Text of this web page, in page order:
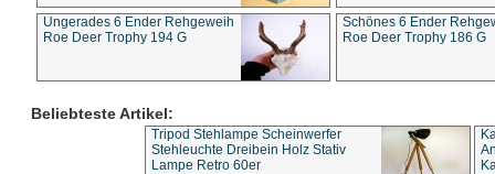
Ungerades 6 Ender Rehgeweih
Roe Deer Trophy 194 G
Schönes 6 Ender
Roe Deer Trophy 186 G
Beliebteste Artikel:
Tripod Stehlampe Scheinwerfer
Stehleuchte Dreibein Holz Stativ
Lampe Retro 60er